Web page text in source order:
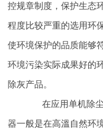
控规章制度，保护生态
程度比较严重的选用环
使环境保护的品质能够
环境污染实际成果好的
除灰产品。
在应用单机除尘
器一般是在高溫自然环